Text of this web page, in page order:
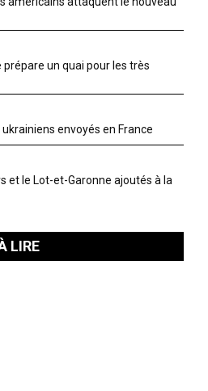
un quai pour les très
envoyés en France
et le Lot-et-Garonne ajoutés à la
LIRE